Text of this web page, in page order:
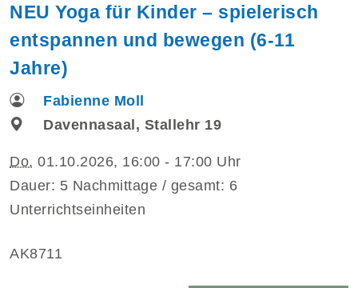
NEU Yoga für Kinder – spielerisch
entspannen und bewegen (6-11
Jahre)
Fabienne Moll
Davennasaal, Stallehr 19
Do. 01.10.2026, 16:00 - 17:00 Uhr
Dauer: 5 Nachmittage / gesamt: 6
Unterrichtseinheiten
AK8711